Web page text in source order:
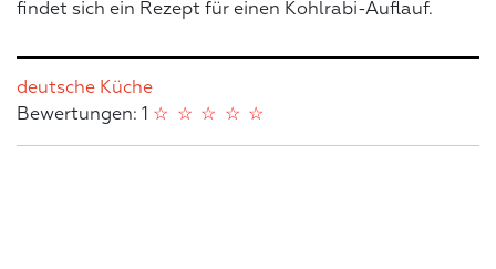
findet sich ein Rezept für einen Kohlrabi-Auflauf.
deutsche Küche
Bewertungen: 1
☆
☆
☆
☆
☆